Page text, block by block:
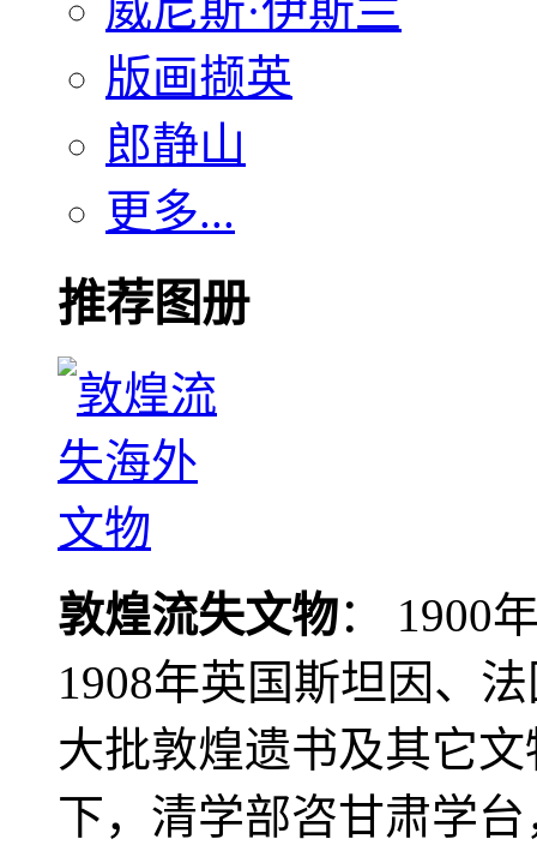
版画撷英
郎静山
更多...
推荐图册
敦煌流失文物： 1900
1908年英国斯坦因、
大批敦煌遗书及其它
下，清学部咨甘肃学